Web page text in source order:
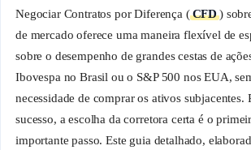
Negociar Contratos por Diferença (CFD)
de mercado oferece uma maneira flexível de
sobre o desempenho de grandes cestas de
Ibovespa no Brasil ou o S&P 500 nos EUA,
necessidade de comprar os ativos subjacentes.
sucesso, a escolha da corretora certa é o
importante passo. Este guia detalhado,